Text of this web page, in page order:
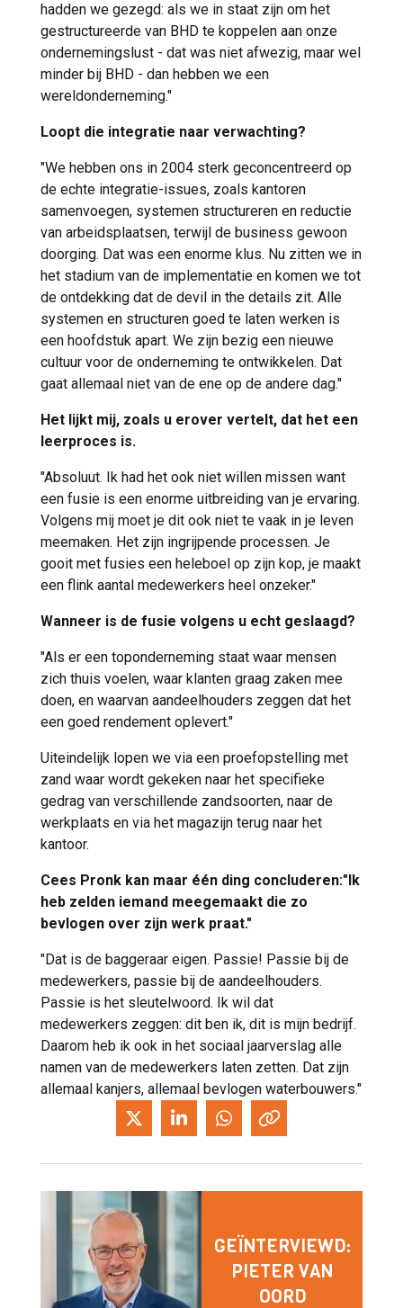
hadden we gezegd: als we in staat zijn om het
gestructureerde van BHD te koppelen aan onze
ondernemingslust - dat was niet afwezig, maar wel
minder bij BHD - dan hebben we een
wereldonderneming."
Loopt die integratie naar verwachting?
"We hebben ons in 2004 sterk geconcentreerd op
de echte integratie-issues, zoals kantoren
samenvoegen, systemen structureren en reductie
van arbeidsplaatsen, terwijl de business gewoon
doorging. Dat was een enorme klus. Nu zitten we in
het stadium van de implementatie en komen we tot
de ontdekking dat de devil in the details zit. Alle
systemen en structuren goed te laten werken is
een hoofdstuk apart. We zijn bezig een nieuwe
cultuur voor de onderneming te ontwikkelen. Dat
gaat allemaal niet van de ene op de andere dag."
Het lijkt mij, zoals u erover vertelt, dat het een
leerproces is.
"Absoluut. Ik had het ook niet willen missen want
een fusie is een enorme uitbreiding van je ervaring.
Volgens mij moet je dit ook niet te vaak in je leven
meemaken. Het zijn ingrijpende processen. Je
gooit met fusies een heleboel op zijn kop, je maakt
een flink aantal medewerkers heel onzeker."
Wanneer is de fusie volgens u echt geslaagd?
"Als er een toponderneming staat waar mensen
zich thuis voelen, waar klanten graag zaken mee
doen, en waarvan aandeelhouders zeggen dat het
een goed rendement oplevert."
Uiteindelijk lopen we via een proefopstelling met
zand waar wordt gekeken naar het specifieke
gedrag van verschillende zandsoorten, naar de
werkplaats en via het magazijn terug naar het
kantoor.
Cees Pronk kan maar één ding concluderen:"Ik
heb zelden iemand meegemaakt die zo
bevlogen over zijn werk praat."
"Dat is de baggeraar eigen. Passie! Passie bij de
medewerkers, passie bij de aandeelhouders.
Passie is het sleutelwoord. Ik wil dat
medewerkers zeggen: dit ben ik, dit is mijn bedrijf.
Daarom heb ik ook in het sociaal jaarverslag alle
namen van de medewerkers laten zetten. Dat zijn
allemaal kanjers, allemaal bevlogen waterbouwers."
GEÏNTERVIEWD:
PIETER VAN
OORD